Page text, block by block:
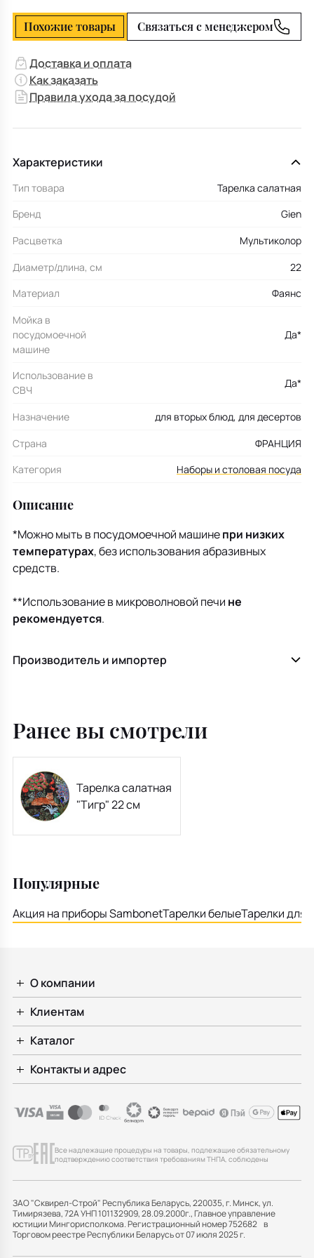
Похожие товары Связаться с менеджером
Доставка и оплата
Как заказать
Правила ухода за посудой
Характеристики
Тип товара
Тарелка салатная
Бренд
Gien
Расцветка
Мультиколор
Диаметр/длина, см
22
Материал
Фаянс
Мойка в
посудомоечной
машине
Да*
Использование в
СВЧ
Да*
Назначение
для вторых блюд, для десертов
Страна
ФРАНЦИЯ
Категория
Наборы и столовая посуда
Описание
*Можно мыть в посудомоечной машинепри низких
температурах, без использования абразивных
средств.
**Использование в микроволновой печи не
рекомендуется.
Производитель и импортер
Ранее вы смотрели
Тарелка салатная
"Тигр" 22 см
Популярные
Акция на приборы SambonetТарелки белыеТарелки для
О компании
Клиентам
Каталог
Контакты и адрес
Все надлежащие процедуры на товары, подлежащие обязательному
подтверждению соответствия требованиям ТНПА, соблюдены
ЗАО "Сквирел-Строй" Республика Беларусь, 220035, г. Минск, ул.
Тимирязева, 72А УНП 101132909, 28.09.2000г., Главное управление
юстиции Мингорисполкома. Регистрационный номер 752682 в
Торговом реестре Республики Беларусь от 07 июля 2025 г.